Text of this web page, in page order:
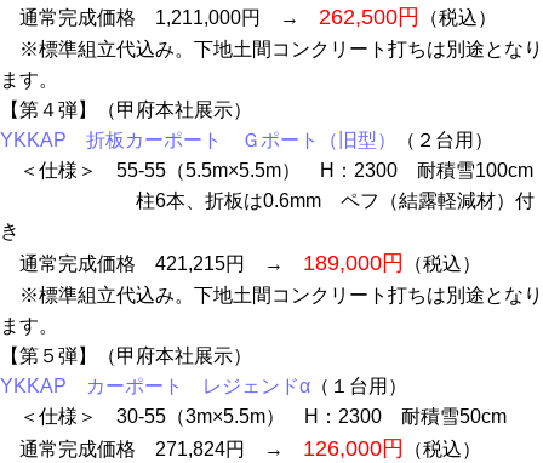
通常完成価格 1,211,000円 → 262,500円
（税込）
※標準組立代込み。下地土間コンクリート打ちは別途となり
ます。
【第４弾】（甲府本社展示）
YKKAP 折板カーポート Ｇポート（旧型）
（２台用）
＜仕様＞ 55-55（5.5m×5.5m） H：2300 耐積雪100cm
柱6本、折板は0.6mm ペフ（結露軽減材）付
き
通常完成価格 421,215円 → 189,000円
（税込）
※標準組立代込み。下地土間コンクリート打ちは別途となり
ます。
【第５弾】（甲府本社展示）
YKKAP カーポート レジェンドα （１台用）
＜仕様＞ 30-55（3m×5.5m） H：2300 耐積雪50cm
通常完成価格 271,824円 → 126,000円
（税込）